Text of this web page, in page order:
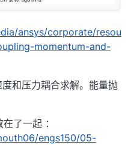
ansys/corporate/resou
momentum-and-
和压力耦合求解。能量抛
了一起 ：
engs150/05-